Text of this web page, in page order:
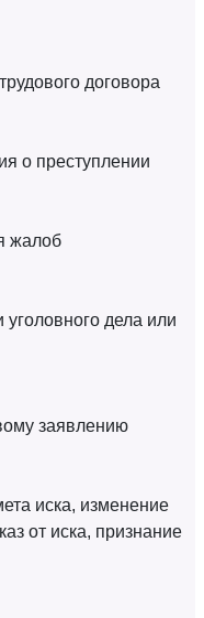
договора
о преступлении
жалоб
дела или
заявлению
иска, изменение
от иска, признание